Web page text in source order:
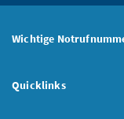
Wichtige
Quicklinks